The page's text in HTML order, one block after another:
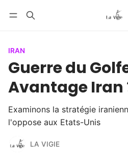
IRAN
Guerre du
Avantage Iran
Examinons la stratégie
l'oppose aux Etats-Unis
LA VIGIE